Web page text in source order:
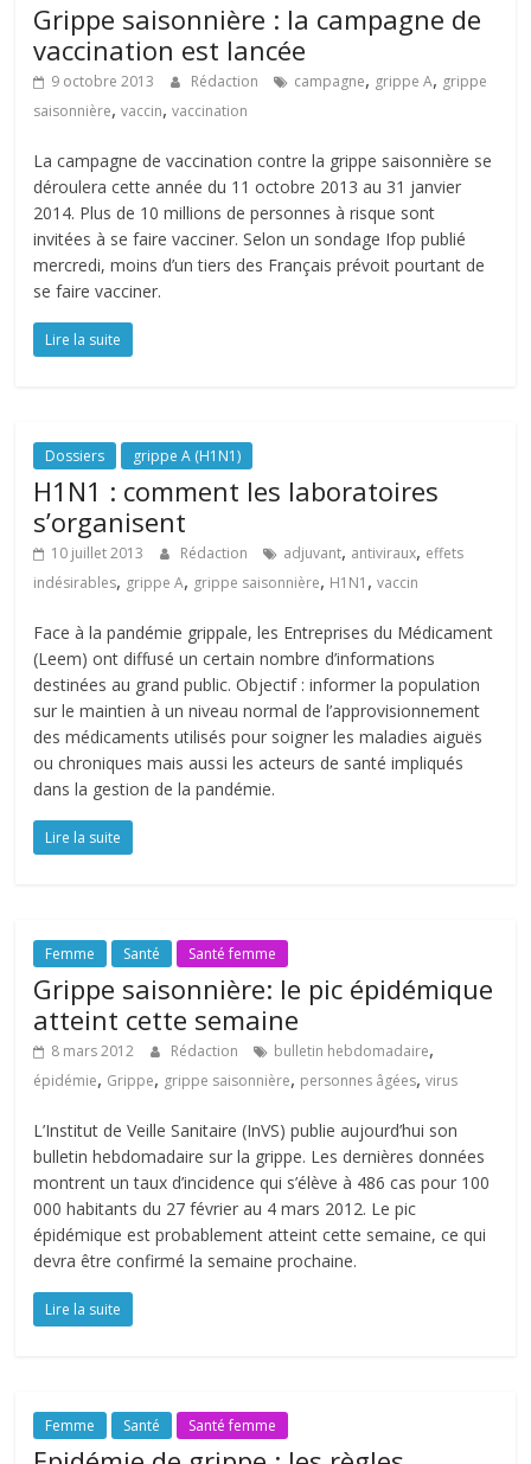
Grippe saisonnière : la campagne de
vaccination est lancée
9 octobre 2013 Rédaction campagne, grippe A, grippe
saisonnière,vaccin,vaccination
La campagne de vaccination contre la grippe saisonnière se
déroulera cette année du 11 octobre 2013 au 31 janvier
2014. Plus de 10 millions de personnes à risque sont
invitées à se faire vacciner. Selon un sondage Ifop publié
mercredi, moins d’un tiers des Français prévoit pourtant de
se faire vacciner.
Lire la suite
Dossiers grippe A (H1N1)
H1N1 : comment les laboratoires
s’organisent
10 juillet 2013 Rédaction adjuvant, antiviraux, effets
indésirables, grippe A, grippe saisonnière, H1N1 ,vaccin
Face à la pandémie grippale, les Entreprises du Médicament
(Leem) ont diffusé un certain nombre d’informations
destinées au grand public. Objectif : informer la population
sur le maintien à un niveau normal de l’approvisionnement
des médicaments utilisés pour soigner les maladies aiguës
ou chroniques mais aussi les acteurs de santé impliqués
dans la gestion de la pandémie.
Lire la suite
Femme Santé Santé femme
Grippe saisonnière: le pic épidémique
atteint cette semaine
8 mars 2012 Rédaction bulletin hebdomadaire,
épidémie, Grippe, grippe saisonnière, personnes âgées,virus
L’Institut de Veille Sanitaire (InVS) publie aujourd’hui son
bulletin hebdomadaire sur la grippe. Les dernières données
montrent un taux d’incidence qui s’élève à 486 cas pour 100
000 habitants du 27 février au 4 mars 2012. Le pic
épidémique est probablement atteint cette semaine, ce qui
devra être confirmé la semaine prochaine.
Lire la suite
Femme Santé Santé femme